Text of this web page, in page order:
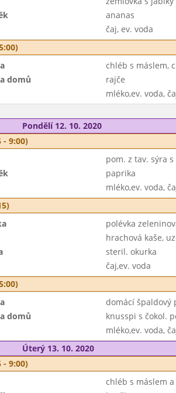
ananas
čaj, ev. voda
chléb s máslem,
domů
rajče
mléko,ev. voda,
Pondělí 12. 10. 2020
- 9:00)
pom. z tav. sýra
paprika
mléko,ev. voda,
polévka
hrachová kaše,
steril. okurka
čaj,ev. voda
domácí špaldový
domů
knusspi s čokol.
mléko,ev. voda,
Úterý 13. 10. 2020
- 9:00)
chléb s máslem